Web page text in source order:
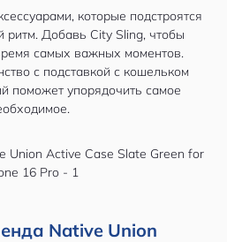
которые подстроятся
ритм. Добавь City Sling, чтобы
самых важных моментов.
с подставкой с кошельком
поможет упорядочить самое
Native Union